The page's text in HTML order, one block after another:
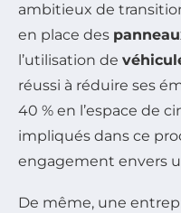
ambitieux de
en place des
l’utilisation de
réussi à réduire ses
40 % en l’espace de
impliqués dans ce
engagement envers
De même, une